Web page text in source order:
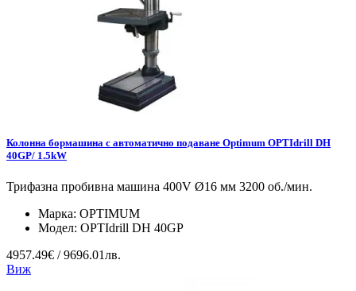
Колонна бормашина с автоматично подаване Optimum OPTIdrill DH
40GP/ 1.5kW
Трифазна пробивна машина 400V Ø16 мм 3200 об./мин.
Марка: OPTIMUM
Модел: OPTIdrill DH 40GP
4957.49€ / 9696.01лв.
Виж